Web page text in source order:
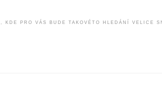
PRO VÁS BUDE TAKOVÉTO HLEDÁNÍ VELICE